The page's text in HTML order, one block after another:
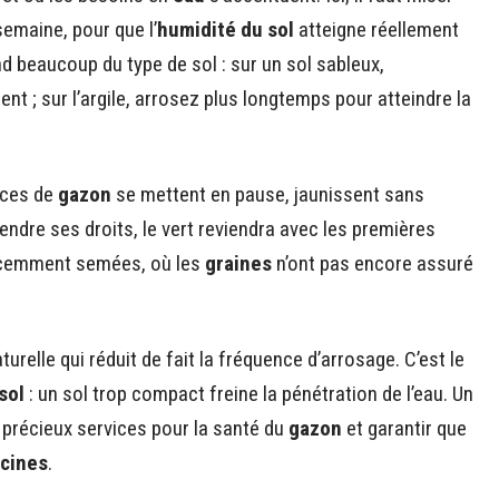
pour que l’humidité du sol atteigne réellement
beaucoup du type de sol : sur un sol sableux,
; sur l’argile, arrosez plus longtemps pour atteindre la
de gazon se mettent en pause, jaunissent sans
ses droits, le vert reviendra avec les premières
semées, où les graines n’ont pas encore assuré
qui réduit de fait la fréquence d’arrosage. C’est le
: un sol trop compact freine la pénétration de l’eau. Un
services pour la santé du gazon et garantir que
.